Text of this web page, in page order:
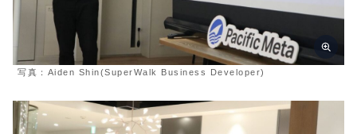
写真：Aiden Shin(SuperWalk Business Developer)